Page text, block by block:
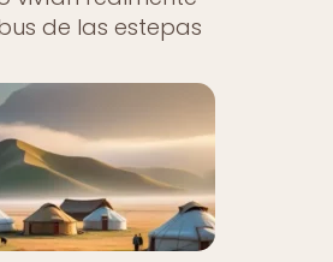
de las estepas